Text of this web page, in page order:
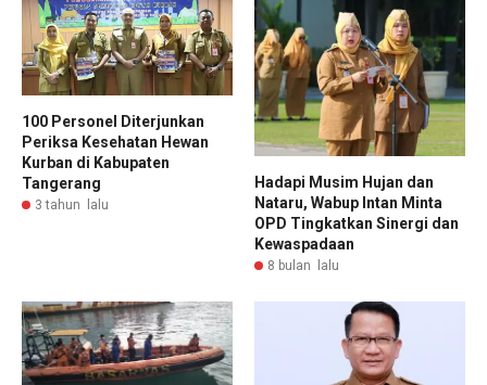
100 Personel Diterjunkan
Periksa Kesehatan Hewan
Kurban di Kabupaten
Tangerang
3 tahun lalu
Hadapi Musim Hujan dan
Nataru, Wabup Intan Minta
OPD Tingkatkan Sinergi dan
Kewaspadaan
8 bulan lalu